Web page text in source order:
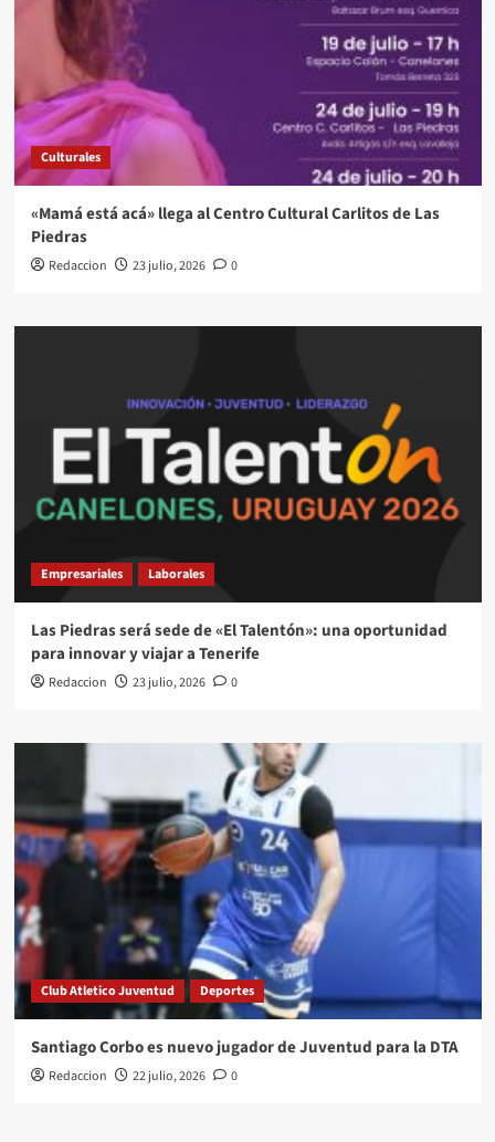
Culturales
«Mamá está acá» llega al Centro Cultural Carlitos de Las
Piedras
Redaccion 23 julio, 2026 0
Empresariales Laborales
Las Piedras será sede de «El Talentón»: una oportunidad
para innovar y viajar a Tenerife
Redaccion 23 julio, 2026 0
Club Atletico Juventud Deportes
Santiago Corbo es nuevo jugador de Juventud para la DTA
Redaccion 22 julio, 2026 0